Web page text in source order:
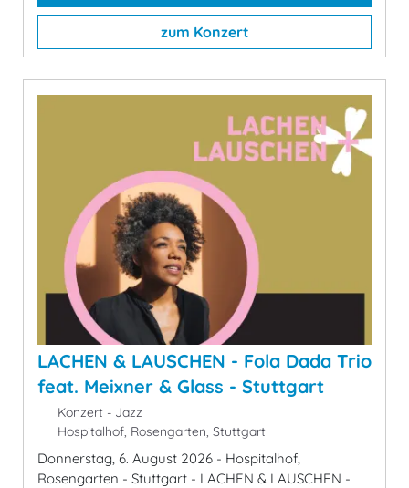
zum Konzert
LACHEN & LAUSCHEN - Fola Dada Trio
feat. Meixner & Glass - Stuttgart
Konzert - Jazz
Hospitalhof, Rosengarten, Stuttgart
Donnerstag, 6. August 2026 - Hospitalhof,
Rosengarten - Stuttgart - LACHEN & LAUSCHEN -